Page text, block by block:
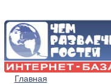
Главная